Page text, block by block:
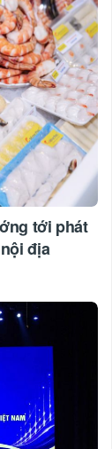
tới phát
địa